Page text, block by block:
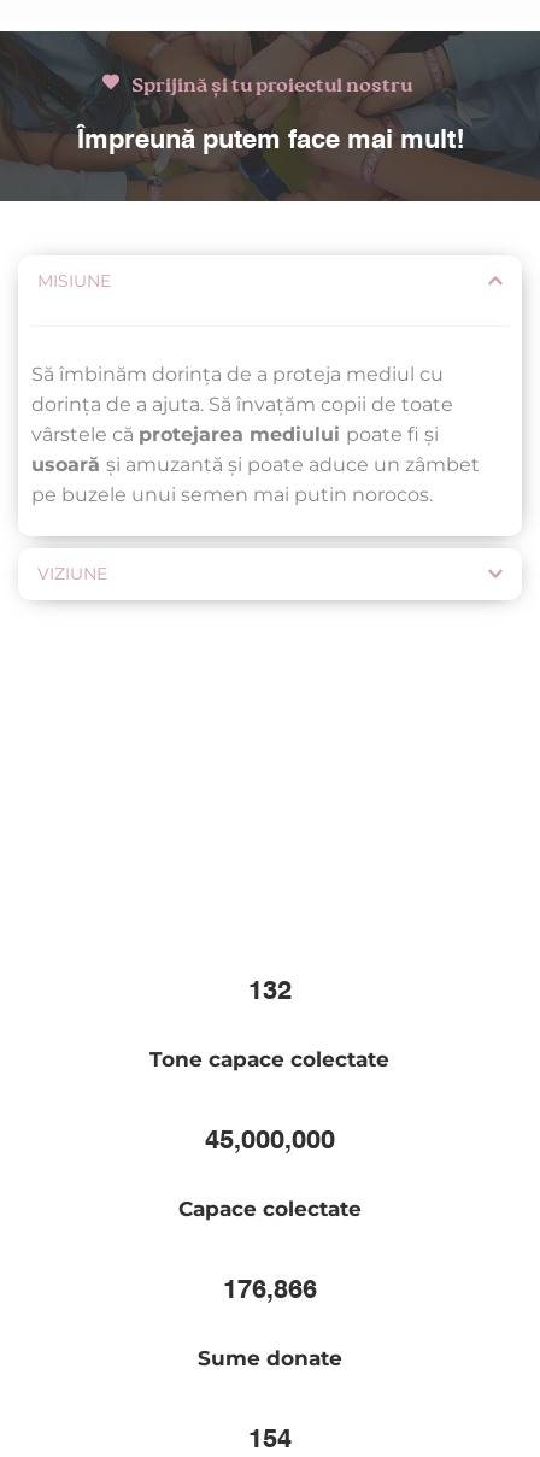
Sprijină și tu proiectul nostru
Împreună putem face mai mult!
MISIUNE
Să îmbinăm dorința de a proteja mediul cu
dorința de a ajuta. Să învațăm copii de toate
vârstele că protejarea mediului
usoară și amuzantă și poate aduce un zâmbet
pe buzele unui semen mai putin norocos.
VIZIUNE
132
Tone capace colectate
45,000,000
Capace colectate
176,866
Sume donate
154